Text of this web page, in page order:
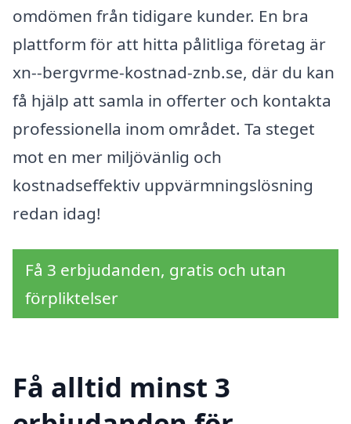
omdömen från tidigare kunder. En bra
plattform för att hitta pålitliga företag är
xn--bergvrme-kostnad-znb.se, där du kan
få hjälp att samla in offerter och kontakta
professionella inom området. Ta steget
mot en mer miljövänlig och
kostnadseffektiv uppvärmningslösning
redan idag!
Få 3 erbjudanden, gratis och utan
förpliktelser
Få alltid minst 3